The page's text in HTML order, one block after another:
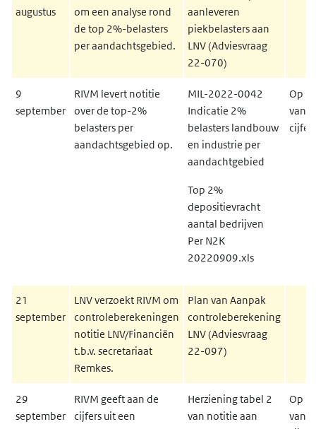
augustus
om een analyse rond
de top 2%-belasters
per aandachtsgebied.
aanleveren
piekbelasters aan
LNV (Adviesvraag
22-070)
9
september
RIVM levert notitie
over de top-2%
belasters per
aandachtsgebied op.
MIL-2022-0042
Indicatie 2%
belasters landbouw
en industrie per
aandachtgebied
Top 2%
depositievracht
aantal bedrijven
Per N2K
20220909.xls
Op
van
cijfers
21
september
LNV verzoekt RIVM om
controleberekeningen
notitie LNV/Financiën
t.b.v. secretariaat
Remkes.
Plan van Aanpak
controleberekening
LNV (Adviesvraag
22-097)
29
september
RIVM geeft aan de
cijfers uit een
Herziening tabel 2
van notitie aan
Op
van